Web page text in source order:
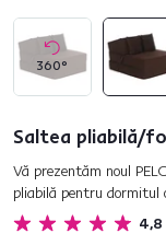
360°
Saltea pliabilă/
4,8
Vă prezentăm noul
pliabilă pentru dormitul
poliuretanică, care este